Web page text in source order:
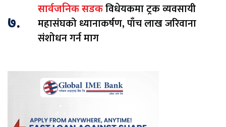
७.
सार्वजनिक सडकविधेयकमा ट्रक व्यवसायी
महासंघको ध्यानाकर्षण, पाँच लाख जरिवाना
संशोधन गर्न माग